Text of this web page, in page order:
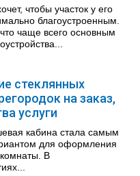
чтобы участок у его
благоустроенным.
чаще всего основным
стеклянных
на заказ,
услуги
кабина стала самым
для оформления
В